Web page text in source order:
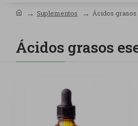
Suplementos Ácidos grasos
Ácidos grasos